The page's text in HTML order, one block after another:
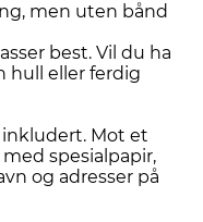
men uten bånd
best. Vil du ha
hull eller ferdig
Mot et
spesialpapir,
og adresser på